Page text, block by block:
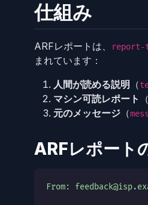
仕組み
ARFレポートは、 report-
まれています：
人間が読める説明 （
マシン可読レポート
（
元のメッセージ （
ARFレポート
From: